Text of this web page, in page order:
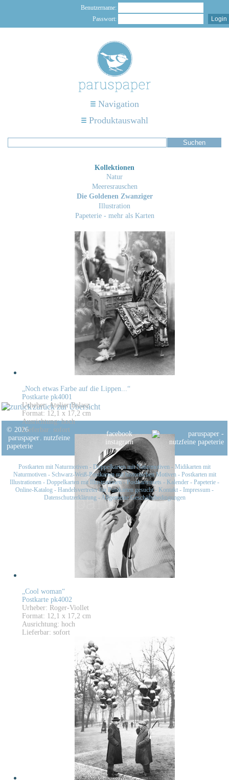
Benutzername:
Passwort:
Navigation
Produktauswahl
Kollektionen
Natur
Meeresrauschen
Die Goldenen Zwanziger
Illustration
Papeterie - mehr als Karten
„Noch etwas Farbe auf die Lippen...“
Postkarte pk4001
Urheber: Atelier Balasz
Format: 12,1 x 17,2 cm
Ausrichtung: hoch
Lieferbar: sofort
„Cool woman“
Postkarte pk4002
Urheber: Roger-Viollet
Format: 12,1 x 17,2 cm
Ausrichtung: hoch
Lieferbar: sofort
zurück zur Übersicht
© 2026
paruspaper. nutzfeine
papeterie
facebook
instagram
Postkarten mit Naturmotiven - Doppelkarten mit Naturmotiven - Midikarten mit
Naturmotiven- Schwarz-Weiß-Postkarten mit historischen Motiven- Postkarten mit
Illustrationen - Doppelkarten mit Illustrationen-Postkartensets - Kalender - Papeterie -
Online-Katalog - Handelsvertreter für Postkarten gesucht- Kontakt - Impressum -
Datenschutzerklärung-Allgemeine Geschäftsbedingungen